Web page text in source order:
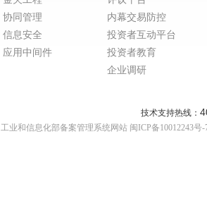
协同管理
信息安全
应用中间件
内幕交易防控
投资者互动平台
投资者教育
企业调研
技术支持热线：
工业和信息化部备案管理系统网站 闽ICP备10012243号-